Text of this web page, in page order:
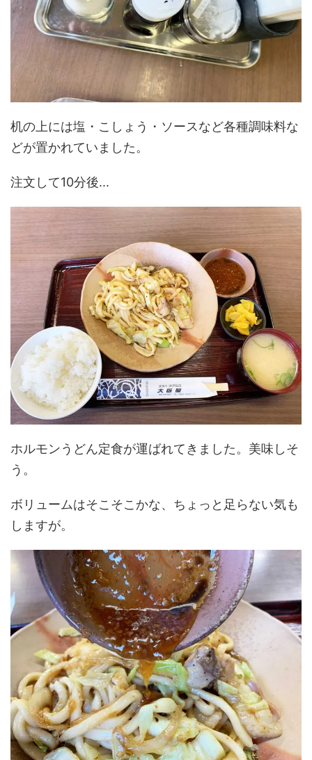
机の上には塩・こしょう・ソースなど各種調味料な
どが置かれていました。
注文して10分後...
ホルモンうどん定食が運ばれてきました。美味しそ
う。
ボリュームはそこそこかな、ちょっと足らない気も
しますが。